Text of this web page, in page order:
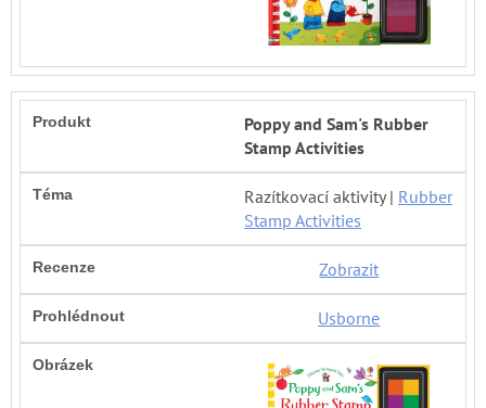
Poppy and Sam's Rubber
Stamp Activities
Razítkovací aktivity | Rubber
Stamp Activities
Zobrazit
Usborne